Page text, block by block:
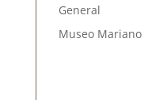
General
Museo Mariano